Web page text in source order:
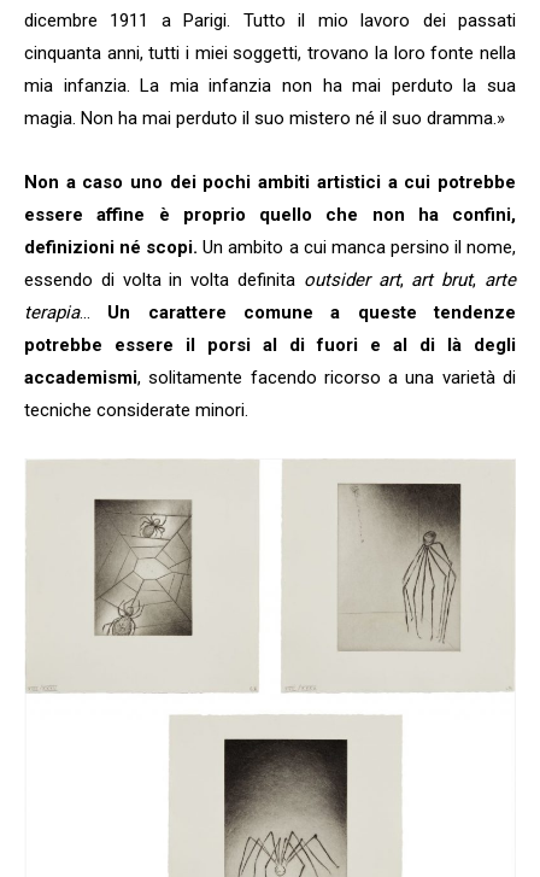
dicembre 1911 a Parigi. Tutto il mio lavoro dei passati
cinquanta anni, tutti i miei soggetti, trovano la loro fonte nella
mia infanzia. La mia infanzia non ha mai perduto la sua
magia. Non ha mai perduto il suo mistero né il suo dramma.»
Non a caso uno dei pochi ambiti artistici a cui potrebbe
essere affine è proprio quello che non ha confini,
definizioni né scopi. Un ambito a cui manca persino il nome,
essendo di volta in volta definita outsider art, art brut, arte
terapia… Un carattere comune a queste tendenze
potrebbe essere il porsi al di fuori e al di là degli
accademismi, solitamente facendo ricorso a una varietà di
tecniche considerate minori.